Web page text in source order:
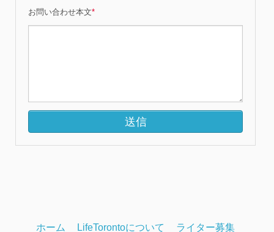
お問い合わせ本文*
ホーム LifeTorontoについて ライター募集